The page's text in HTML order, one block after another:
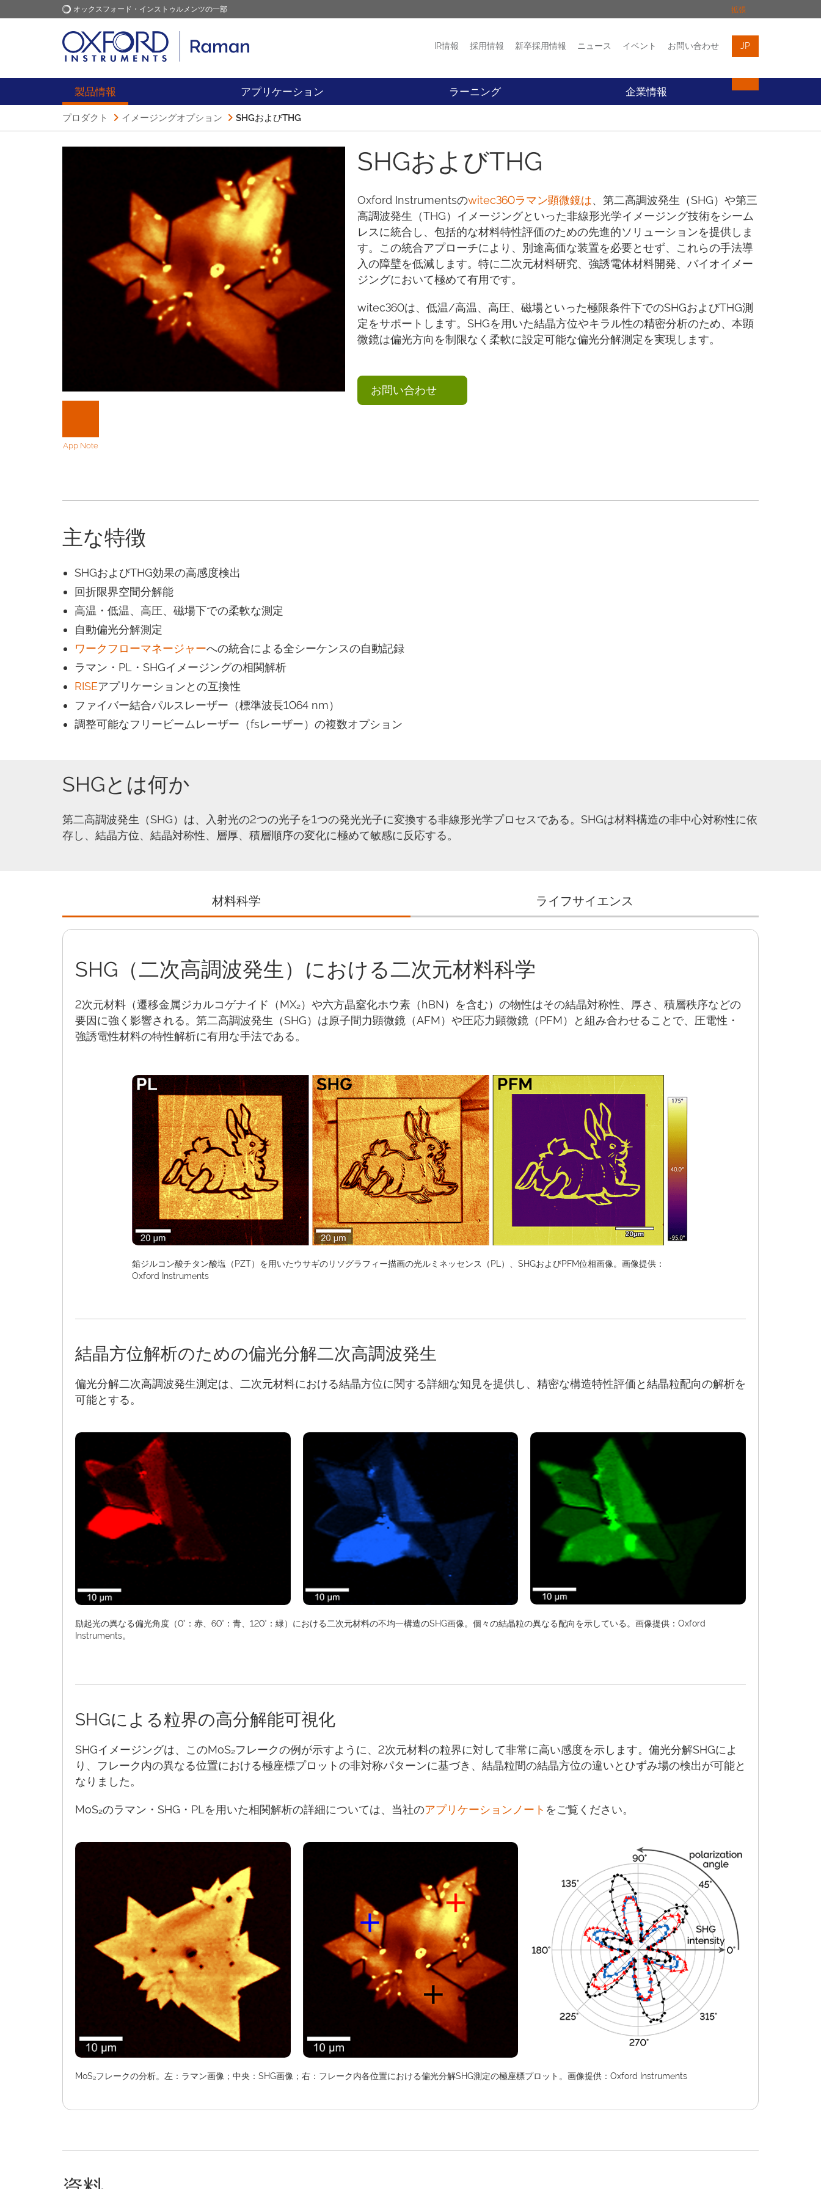
オックスフォード・インストゥルメンツの一部 拡張
オックスフォード・インス
トゥルメンツ
アプリケーション ニュース イベント お問い合わせ
IR情報 採用情報 新卒採用情報 ニュース イベント お問い合わせ JP
製品情報 アプリケーション ラーニング 企業情報
プロダクト イメージングオプション SHGおよびTHG
SHGおよびTHG
App Note
Oxford Instrumentsのwitec360ラマン顕微鏡は、第二高調波発生（SHG）や第三
高調波発生（THG）イメージングといった非線形光学イメージング技術をシーム
レスに統合し、包括的な材料特性評価のための先進的ソリューションを提供しま
す。この統合アプローチにより、別途高価な装置を必要とせず、これらの手法導
入の障壁を低減します。特に二次元材料研究、強誘電体材料開発、バイオイメー
ジングにおいて極めて有用です。
witec360は、低温/高温、高圧、磁場といった極限条件下でのSHGおよびTHG測
定をサポートします。SHGを用いた結晶方位やキラル性の精密分析のため、本顕
微鏡は偏光方向を制限なく柔軟に設定可能な偏光分解測定を実現します。
お問い合わせ
主な特徴
SHGおよびTHG効果の高感度検出
回折限界空間分解能
高温・低温、高圧、磁場下での柔軟な測定
自動偏光分解測定
ワークフローマネージャーへの統合による全シーケンスの自動記録
ラマン・PL・SHGイメージングの相関解析
RISEアプリケーションとの互換性
ファイバー結合パルスレーザー（標準波長1064 nm）
調整可能なフリービームレーザー（fsレーザー）の複数オプション
SHGとは何か
第二高調波発生（SHG）は、入射光の2つの光子を1つの発光光子に変換する非線形光学プロセスである。SHGは材料構造の非中心対称性に依
存し、結晶方位、結晶対称性、層厚、積層順序の変化に極めて敏感に反応する。
材料科学 ライフサイエンス
SHG（二次高調波発生）における二次元材料科学
2次元材料（遷移金属ジカルコゲナイド（MX₂）や六方晶窒化ホウ素（hBN）を含む）の物性はその結晶対称性、厚さ、積層秩序などの
要因に強く影響される。第二高調波発生（SHG）は原子間力顕微鏡（AFM）や圧応力顕微鏡（PFM）と組み合わせることで、圧電性・
強誘電性材料の特性解析に有用な手法である。
鉛ジルコン酸チタン酸塩（PZT）を用いたウサギのリソグラフィー描画の光ルミネッセンス（PL）、SHGおよびPFM位相画像。画像提供：
Oxford Instruments
結晶方位解析のための偏光分解二次高調波発生
偏光分解二次高調波発生測定は、二次元材料における結晶方位に関する詳細な知見を提供し、精密な構造特性評価と結晶粒配向の解析を
可能とする。
励起光の異なる偏光角度（0°：赤、60°：青、120°：緑）における二次元材料の不均一構造のSHG画像。個々の結晶粒の異なる配向を示している。画像提供：Oxford
Instruments。
SHGによる粒界の高分解能可視化
SHGイメージングは、このMoS₂フレークの例が示すように、2次元材料の粒界に対して非常に高い感度を示します。偏光分解SHGによ
り、フレーク内の異なる位置における極座標プロットの非対称パターンに基づき、結晶粒間の結晶方位の違いとひずみ場の検出が可能と
なりました。
MoS₂のラマン・SHG・PLを用いた相関解析の詳細については、当社のアプリケーションノート をご覧ください。
MoS₂フレークの分析。左：ラマン画像；中央：SHG画像；右：フレーク内各位置における偏光分解SHG測定の極座標プロット。画像提供：Oxford Instruments